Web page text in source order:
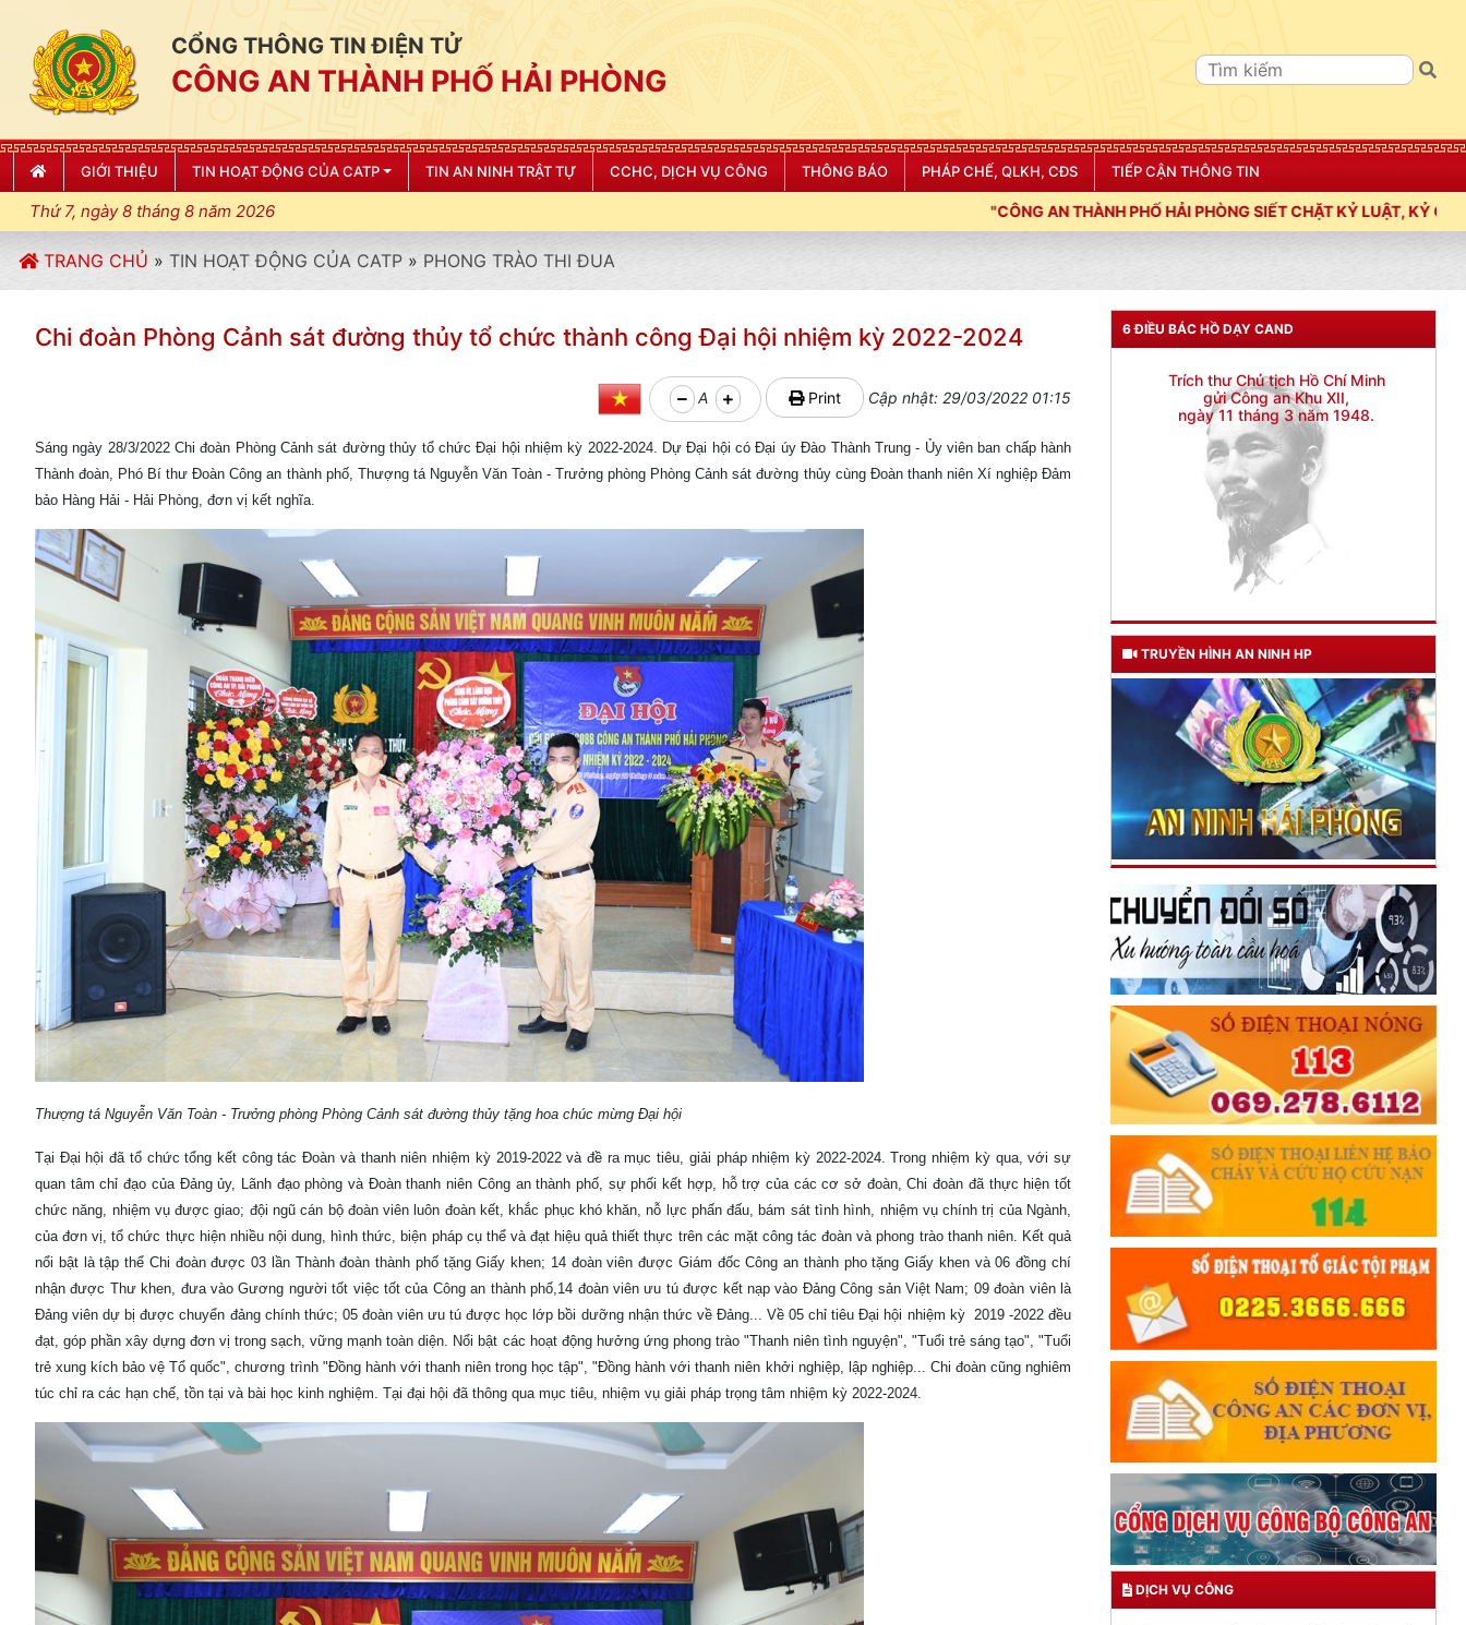
CỔNG THÔNG TIN ĐIỆN TỬ
CÔNG AN THÀNH PHỐ HẢI PHÒNG
GIỚI THIỆU TIN HOẠT ĐỘNG CỦA CATP TIN AN NINH TRẬT TỰ CCHC, DỊCH VỤ CÔNG THÔNG BÁO PHÁP CHẾ, QLKH, CĐS TIẾP CẬN THÔNG TIN
Thứ 7, ngày 8 tháng 8 năm 2026 "CÔNG AN THÀNH PHỐ HẢI PHÒNG SIẾT CHẶT KỶ LUẬT, KỶ CƯƠNG, ĐIỀU LỆNH; XÂY DỰNG NẾP
TRANG CHỦ » TIN HOẠT ĐỘNG CỦA CATP » PHONG TRÀO THI ĐUA
Chi đoàn Phòng Cảnh sát đường thủy tổ chức thành công Đại hội nhiệm kỳ 2022-2024
A Print Cập nhật: 29/03/2022 01:15
Sáng ngày 28/3/2022 Chi đoàn Phòng Cảnh sát đường thủy tổ chức Đại hội nhiệm kỳ 2022-2024. Dự Đại hội có Đại úy Đào Thành Trung - Ủy viên ban chấp hành
Thành đoàn, Phó Bí thư Đoàn Công an thành phố, Thượng tá Nguyễn Văn Toàn - Trưởng phòng Phòng Cảnh sát đường thủy cùng Đoàn thanh niên Xí nghiệp Đảm
bảo Hàng Hải - Hải Phòng, đơn vị kết nghĩa.
Thượng tá Nguyễn Văn Toàn - Trưởng phòng Phòng Cảnh sát đường thủy tặng hoa chúc mừng Đại hội
Tại Đại hội đã tổ chức tổng kết công tác Đoàn và thanh niên nhiệm kỳ 2019-2022 và đề ra mục tiêu, giải pháp nhiệm kỳ 2022-2024. Trong nhiệm kỳ qua, với sự
quan tâm chỉ đạo của Đảng ủy, Lãnh đạo phòng và Đoàn thanh niên Công an thành phố, sự phối kết hợp, hỗ trợ của các cơ sở đoàn, Chi đoàn đã thực hiện tốt
chức năng, nhiệm vụ được giao; đội ngũ cán bộ đoàn viên luôn đoàn kết, khắc phục khó khăn, nỗ lực phấn đấu, bám sát tình hình, nhiệm vụ chính trị của Ngành,
của đơn vị, tổ chức thực hiện nhiều nội dung, hình thức, biện pháp cụ thể và đạt hiệu quả thiết thực trên các mặt công tác đoàn và phong trào thanh niên. Kết quả
nổi bật là tập thể Chi đoàn được 03 lần Thành đoàn thành phố tặng Giấy khen; 14 đoàn viên được Giám đốc Công an thành pho tặng Giấy khen và 06 đồng chí
nhận được Thư khen, đưa vào Gương người tốt việc tốt của Công an thành phố,14 đoàn viên ưu tú được kết nạp vào Đảng Công sản Việt Nam; 09 đoàn viên là
Đảng viên dự bị được chuyển đảng chính thức; 05 đoàn viên ưu tú được học lớp bồi dưỡng nhận thức về Đảng... Về 05 chỉ tiêu Đại hội nhiệm kỳ 2019 -2022 đều
đạt, góp phần xây dựng đơn vị trong sạch, vững mạnh toàn diện. Nổi bật các hoạt động hưởng ứng phong trào "Thanh niên tình nguyện", "Tuổi trẻ sáng tạo", "Tuổi
trẻ xung kích bảo vệ Tổ quốc", chương trình "Đồng hành với thanh niên trong học tập", "Đồng hành với thanh niên khởi nghiệp, lập nghiệp... Chi đoàn cũng nghiêm
túc chỉ ra các hạn chế, tồn tại và bài học kinh nghiệm. Tại đại hội đã thông qua mục tiêu, nhiệm vụ giải pháp trọng tâm nhiệm kỳ 2022-2024.
6 ĐIỀU BÁC HỒ DẠY CAND
TƯ CÁCH
NGƯỜI CÔNG AN CÁCH MỆNH LÀ:
Đối với tự mình, phải
CẦN, KIỆM, LIÊM, CHÍNH
Đối với đồng sự, phải
THÂN ÁI GIÚP ĐỠ
Đối với chính phủ, phải
TUYỆT ĐỐI TRUNG THÀNH
Đối với nhân dân, phải
KÍNH TRỌNG LỄ PHÉP
Đối với công việc, phải
TẬN TỤY
Đối với địch, phải
CƯƠNG QUYẾT, KHÔN KHÉO
Trích thư Chủ tịch Hồ Chí Minh
gửi Công an Khu XII,
ngày 11 tháng 3 năm 1948.
TRUYỀN HÌNH AN NINH HP
DỊCH VỤ CÔNG